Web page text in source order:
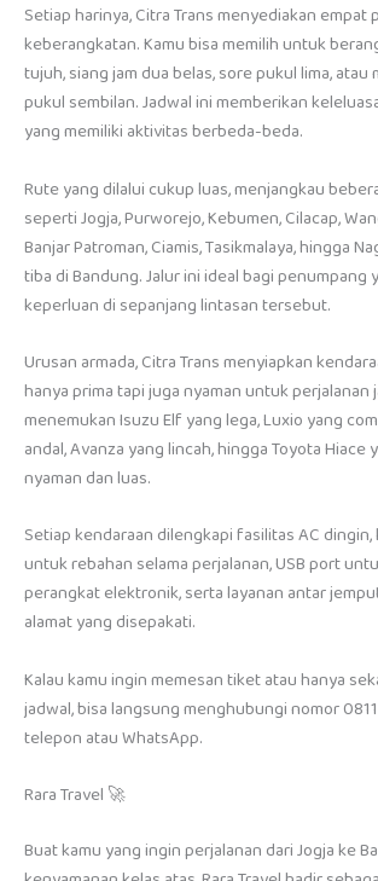
Setiap harinya, Citra Trans menyediakan empat
keberangkatan. Kamu bisa memilih untuk
tujuh, siang jam dua belas, sore pukul lima, atau
pukul sembilan. Jadwal ini memberikan
yang memiliki aktivitas berbeda-beda.
Rute yang dilalui cukup luas, menjangkau
seperti Jogja, Purworejo, Kebumen, Cilacap,
Banjar Patroman, Ciamis, Tasikmalaya, hingga
tiba di Bandung. Jalur ini ideal bagi penumpang
keperluan di sepanjang lintasan tersebut.
Urusan armada, Citra Trans menyiapkan
hanya prima tapi juga nyaman untuk perjalanan
menemukan Isuzu Elf yang lega, Luxio yang
andal, Avanza yang lincah, hingga Toyota Hiace
nyaman dan luas.
Setiap kendaraan dilengkapi fasilitas AC
untuk rebahan selama perjalanan, USB port
perangkat elektronik, serta layanan antar
alamat yang disepakati.
Kalau kamu ingin memesan tiket atau hanya
jadwal, bisa langsung menghubungi nomor
telepon atau WhatsApp.
Rara Travel 🚀
Buat kamu yang ingin perjalanan dari Jogja ke